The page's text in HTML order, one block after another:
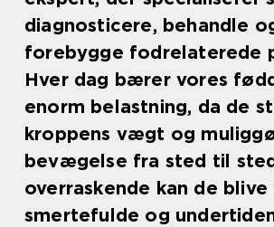
diagnosticere, behandle
forebygge fodrelaterede
Hver dag bærer vores
enorm belastning, da de
kroppens vægt og
bevægelse fra sted til
overraskende kan de
smertefulde og